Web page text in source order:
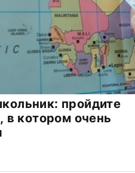
пройдите
в котором очень